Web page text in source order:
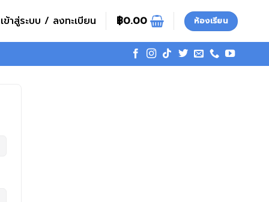
เข้าสู่ระบบ / ลงทะเบียน ฿0.00 ห้องเรียน